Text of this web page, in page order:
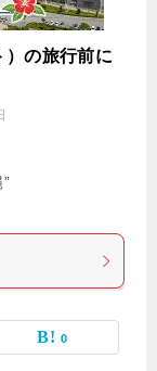
）の旅行前に
0